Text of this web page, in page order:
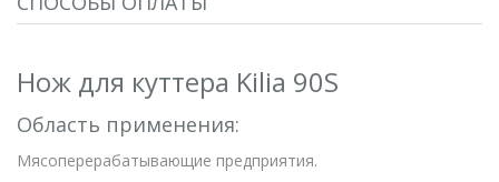
Нож для куттера Kilia 90S
Область применения:
Мясоперерабатывающие предприятия.